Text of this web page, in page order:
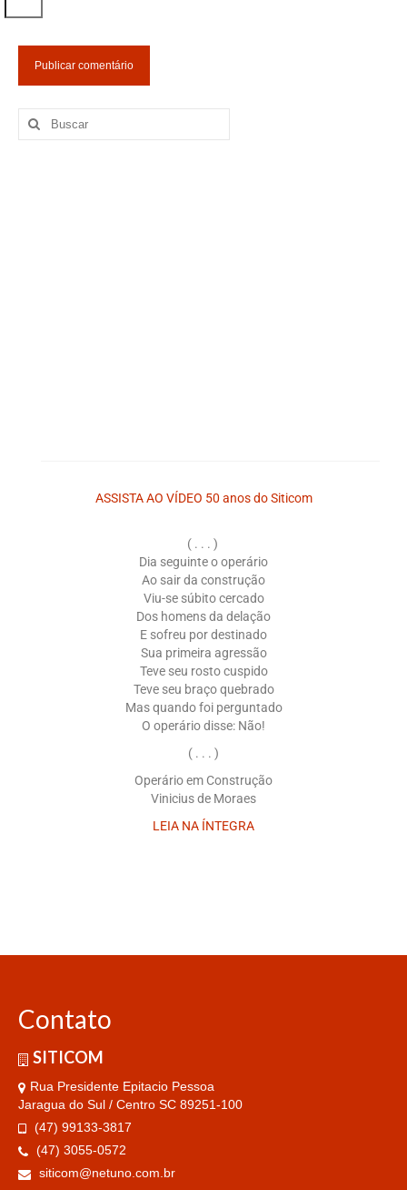
ASSISTA AO VÍDEO 50 anos do Siticom
( . . . )
Dia seguinte o operário
Ao sair da construção
Viu-se súbito cercado
Dos homens da delação
E sofreu por destinado
Sua primeira agressão
Teve seu rosto cuspido
Teve seu braço quebrado
Mas quando foi perguntado
O operário disse: Não!
( . . . )
Operário em Construção
Vinicius de Moraes
LEIA NA ÍNTEGRA
Contato
SITICOM
Rua Presidente Epitacio Pessoa
Jaragua do Sul / Centro SC 89251-100
(47) 99133-3817
(47) 3055-0572
siticom@netuno.com.br